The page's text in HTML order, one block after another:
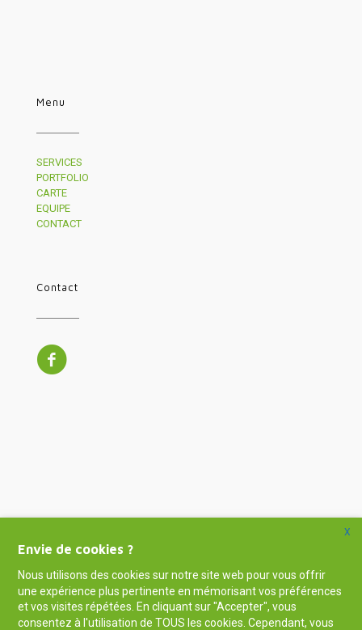
Menu
SERVICES
PORTFOLIO
CARTE
EQUIPE
CONTACT
Contact
X
Envie de cookies ?
Nous utilisons des cookies sur notre site web pour vous offrir
une expérience plus pertinente en mémorisant vos préférences
et vos visites répétées. En cliquant sur "Accepter", vous
consentez à l'utilisation de TOUS les cookies. Cependant, vous